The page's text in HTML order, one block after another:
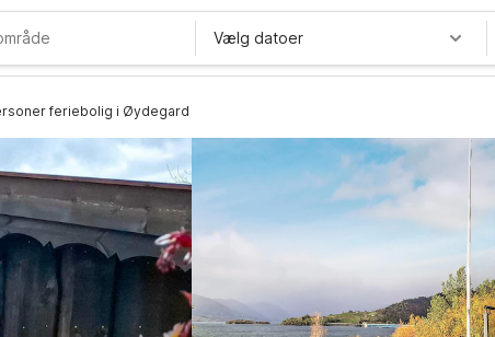
Vælg datoer
feriebolig i Øydegard